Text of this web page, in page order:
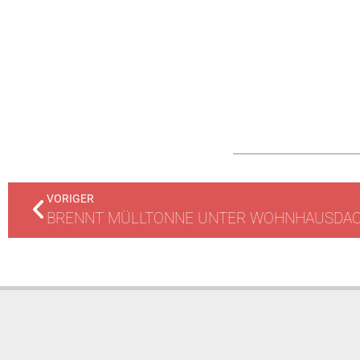
VORIGER
BRENNT MÜLLTONNE UNTER